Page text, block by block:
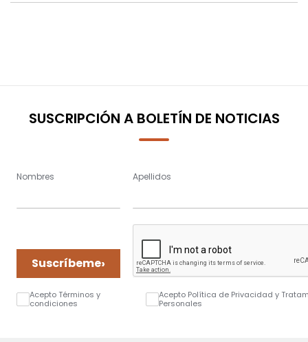
SUSCRIPCIÓN A BOLETÍN DE NOTICIAS
Nombres Apellidos
Suscríbeme›
Acepto Términos y
condiciones
Acepto Política de Privacidad y
Personales